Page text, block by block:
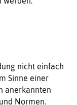
nicht einfach
Sinne einer
anerkannten
Normen.